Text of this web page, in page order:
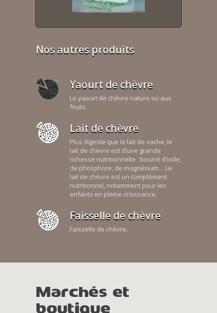
Nos autres produits
Yaourt de chèvre
Le yaourt de chèvre nature ou aux
fruits.
Lait de chèvre
Plus digeste que le lait de vache, le
lait de chèvre est d’une grande
richesse nutritionnelle : bourré d’iode,
de phosphore, de magnésium… Le
lait de chèvre est un complément
nutritionnel, notamment pour les
enfants en pleine croissance.
Faisselle de chèvre
Faisselle de chèvre.
Marchés et
boutique